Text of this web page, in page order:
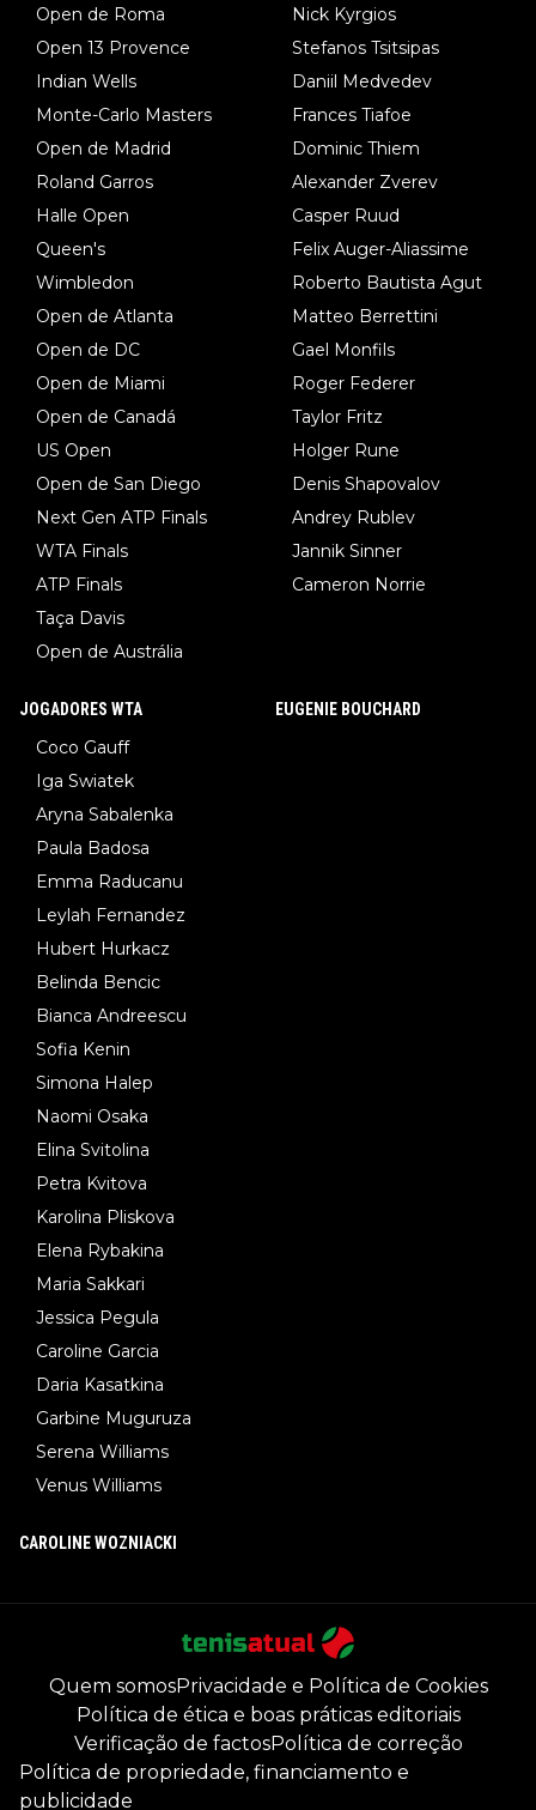
Open de Roma
Open 13 Provence
Indian Wells
Monte-Carlo Masters
Open de Madrid
Roland Garros
Halle Open
Queen's
Wimbledon
Open de Atlanta
Open de DC
Open de Miami
Open de Canadá
US Open
Open de San Diego
Next Gen ATP Finals
WTA Finals
ATP Finals
Taça Davis
Open de Austrália
Nick Kyrgios
Stefanos Tsitsipas
Daniil Medvedev
Frances Tiafoe
Dominic Thiem
Alexander Zverev
Casper Ruud
Felix Auger-Aliassime
Roberto Bautista Agut
Matteo Berrettini
Gael Monfils
Roger Federer
Taylor Fritz
Holger Rune
Denis Shapovalov
Andrey Rublev
Jannik Sinner
Cameron Norrie
JOGADORES WTA
Coco Gauff
Iga Swiatek
Aryna Sabalenka
Paula Badosa
Emma Raducanu
Leylah Fernandez
Hubert Hurkacz
Belinda Bencic
Bianca Andreescu
Sofia Kenin
Simona Halep
Naomi Osaka
Elina Svitolina
Petra Kvitova
Karolina Pliskova
Elena Rybakina
Maria Sakkari
Jessica Pegula
Caroline Garcia
Daria Kasatkina
Garbine Muguruza
Serena Williams
Venus Williams
EUGENIE BOUCHARD
CAROLINE WOZNIACKI
Quem somosPrivacidade e Política de Cookies
Política de ética e boas práticas editoriais
Verificação de factosPolítica de correção
Política de propriedade, financiamento e
publicidade